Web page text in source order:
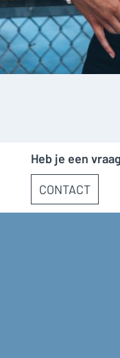
Heb je een
CONTACT